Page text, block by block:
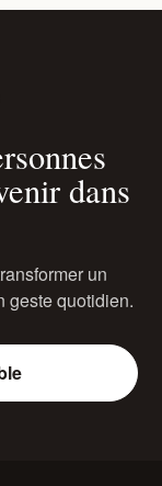
dans
un
geste quotidien.